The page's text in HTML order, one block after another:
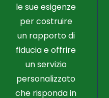
le sue esigenze
per costruire
un rapporto di
fiducia e offrire
un servizio
personalizzato
che risponda in